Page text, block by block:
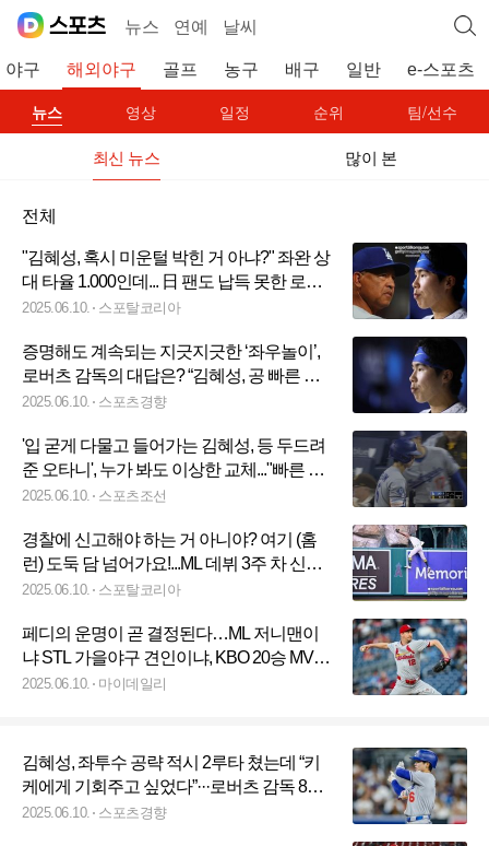
뉴스 연예 날씨
야구 해외야구 골프 농구 배구 일반 e-스포츠
뉴스 영상 일정 순위 팀/선수
최신 뉴스 많이 본
전체
"김혜성, 혹시 미운털 박힌 거 아냐?" 좌완 상
대 타율 1.000인데... 日 팬도 납득 못한 로버
츠 감독의 '뜬금 교체' 논란
2025.06.10. 스포탈코리아
증명해도 계속되는 지긋지긋한 ‘좌우놀이’,
로버츠 감독의 대답은? “김혜성, 공 빠른 왼
손 투수 상대 어려울 것 같다”
2025.06.10. 스포츠경향
'입 굳게 다물고 들어가는 김혜성, 등 두드려
준 오타니', 누가 봐도 이상한 교체..."빠른 공
에 약해서"라는 로버츠
2025.06.10. 스포츠조선
경찰에 신고해야 하는 거 아니야? 여기 (홈
런) 도둑 담 넘어가요!...ML 데뷔 3주 차 신인
의 슈퍼 캐치에 '경악'
2025.06.10. 스포탈코리아
페디의 운명이 곧 결정된다…ML 저니맨이
냐 STL 가을야구 견인이냐, KBO 20승 MVP
‘잘해도 피곤해’
2025.06.10. 마이데일리
김혜성, 좌투수 공략 적시 2루타 쳤는데 “키
케에게 기회주고 싶었다”···로버츠 감독 8회
교체에 비판
2025.06.10. 스포츠경향